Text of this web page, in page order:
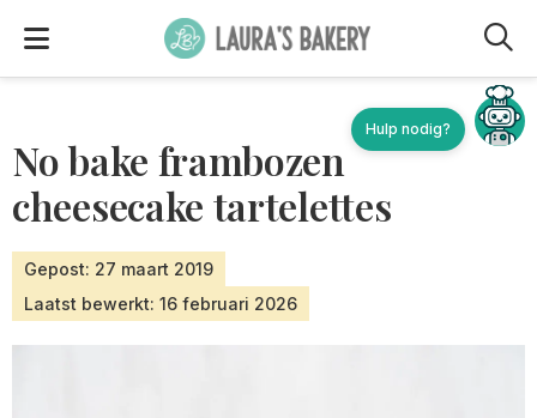
No bake frambozen
cheesecake tartelettes
Gepost: 27 maart 2019
Laatst bewerkt: 16 februari 2026